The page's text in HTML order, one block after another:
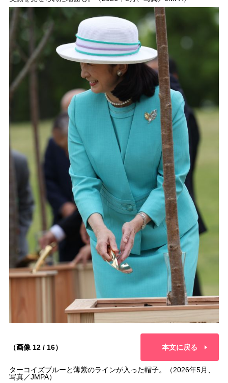
（画像 12 / 16） 本文に戻る
ターコイズブルーと薄紫のラインが入った帽子。（2026年5月、
写真／JMPA）